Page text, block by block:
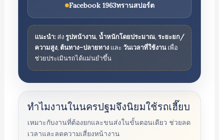
Facebook 1963ทรานสปอร์ต
แนะนำ:ส่งรูปหน้างาน, น้ำหนักโดยประมาณ, ระยะยก/
ความสูง, ต้นทาง–ปลายทางและ วันเวลาที่ใช้งานเพื่อ
ช่วยประเมินรถได้แม่นยำขึ้น
ทำไมงานในนครปฐมจึงนิยมใช้รถเฮี๊ยบ
เหมาะกับงานที่ต้องยกและขนส่งในขั้นตอนเดียว ช่วยลด
เวลาและลดความเสี่ยงหน้างาน